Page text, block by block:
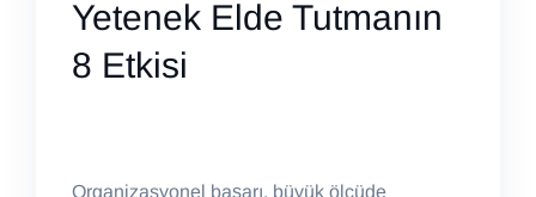
Yetenek Elde Tutmanın
8 Etkisi
Organizasyonel başarı, büyük ölçüde